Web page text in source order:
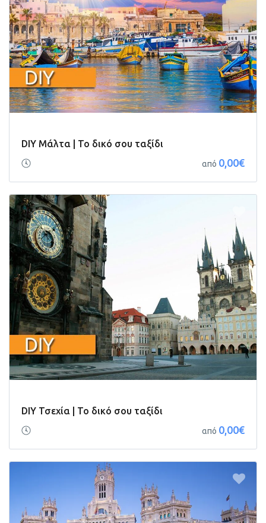
DIY Μάλτα | Το δικό σου ταξίδι
από 0,00€
DIY Τσεχία | Το δικό σου ταξίδι
από 0,00€